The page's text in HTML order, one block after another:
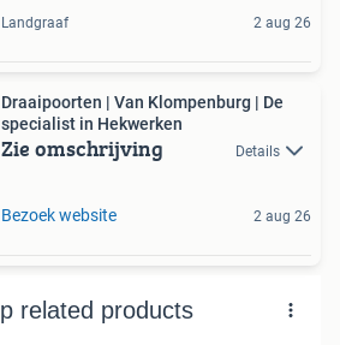
Landgraaf 2 aug 26
Draaipoorten | Van Klompenburg | De
specialist in Hekwerken
Zie omschrijving Details
Bezoek website 2 aug 26